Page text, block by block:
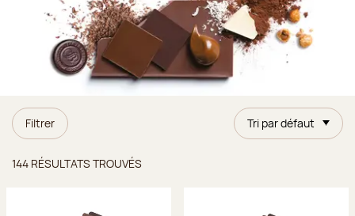
Filtrer Tri par défaut
144 RÉSULTATS TROUVÉS